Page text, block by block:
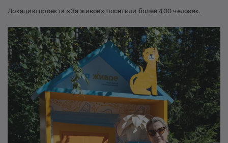
Локацию проекта «За живое» посетили более 400 человек.